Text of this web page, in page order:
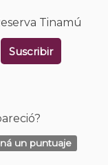
Tinamú
Suscribir
un puntuaje